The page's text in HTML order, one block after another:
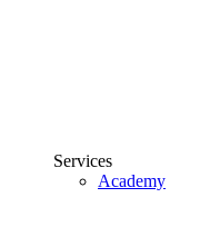
Services
Academy